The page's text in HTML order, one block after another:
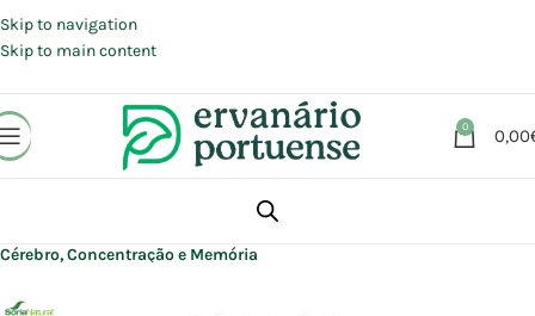
Skip to navigation
Skip to main content
0 0,00
Suplementos alimentares
Cérebro, Concentração e Memória